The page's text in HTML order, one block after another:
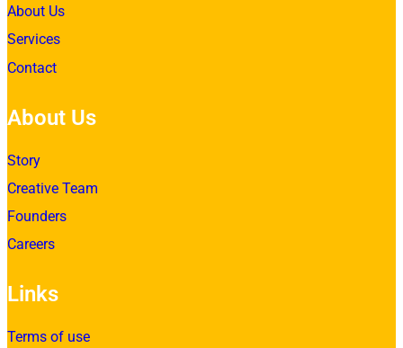
About Us
Services
Contact
About Us
Story
Creative Team
Founders
Careers
Links
Terms of use